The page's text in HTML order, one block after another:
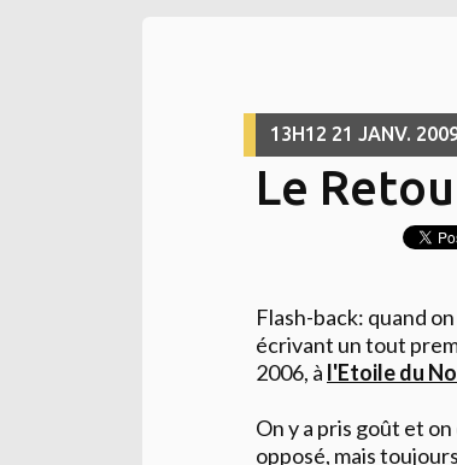
13H12 21 JANV.
Le
Flash-back: quand
écrivant un tout
2006, à l'Etoile du
On y a pris goût et
opposé, mais